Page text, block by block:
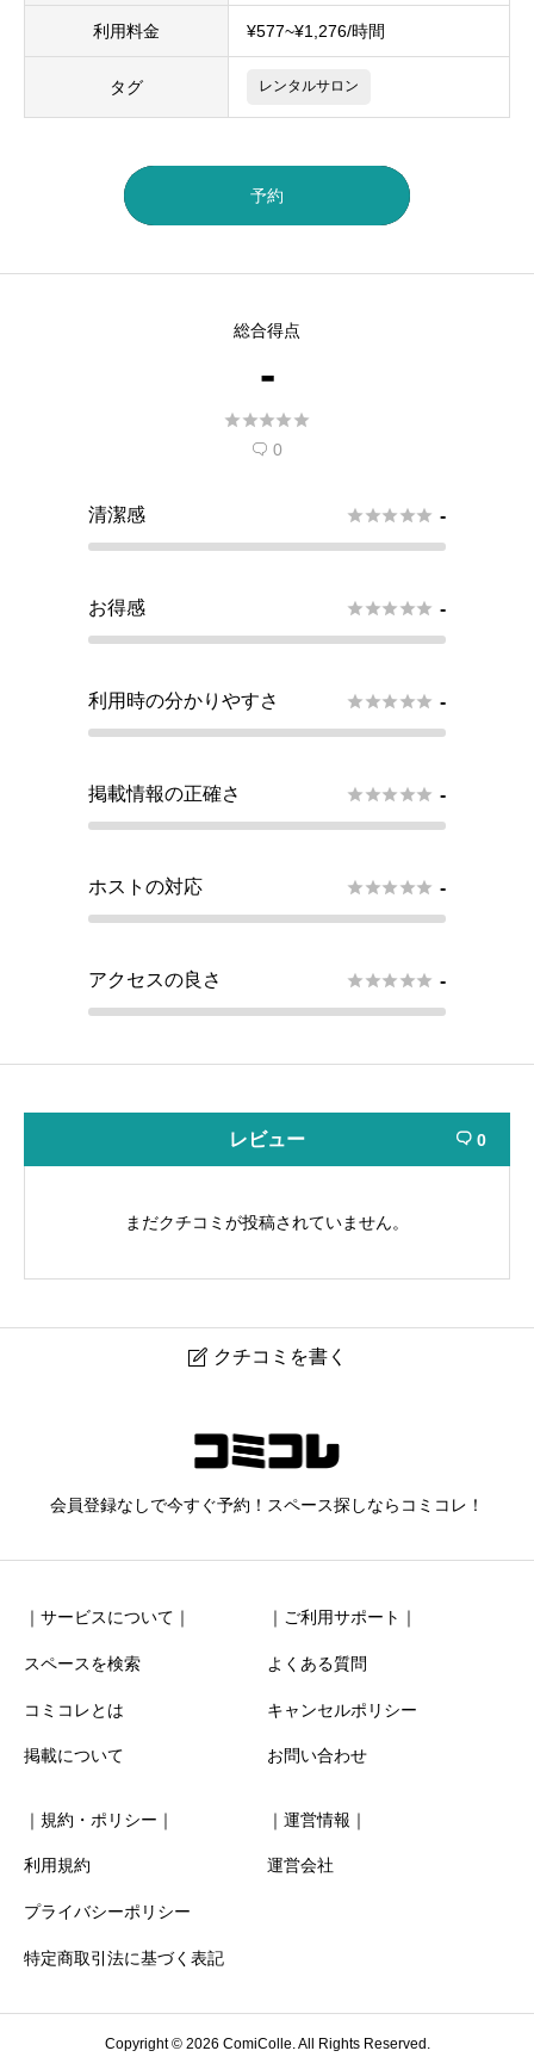
利用料金 ¥577~¥1,276/時間
タグ レンタルサロン
予約
総合得点
-

 0
清潔感  -
お得感  -
利用時の分かりやすさ  -
掲載情報の正確さ  -
ホストの対応  -
アクセスの良さ  -
レビュー  0
まだクチコミが投稿されていません。
 クチコミを書く
ニックネーム 任意
清潔感
お得感
星の数をお選びください
利用時の分かりやすさ 必須
会員登録なしで今すぐ予約！スペース探しならコミコレ！
｜サービスについて｜
スペースを検索
コミコレとは
掲載について
｜ご利用サポート｜
よくある質問
キャンセルポリシー
お問い合わせ
｜規約・ポリシー｜
利用規約
プライバシーポリシー
特定商取引法に基づく表記
｜運営情報｜
運営会社
Copyright © 2026 ComiColle. All Rights Reserved.